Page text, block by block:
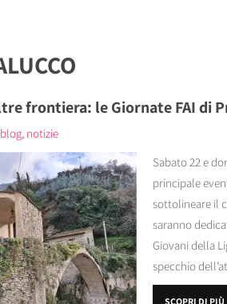
frontiera: le Giornate FAI di
, notizie
Sabato 22 e
principale
sottolineare il
saranno
Giovani della
specchio
SCOPRI DI PIÙ